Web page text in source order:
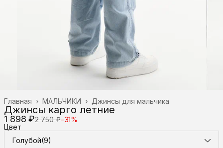
Джинсы для мальчика
МАЛЬЧИКИ ›
Главная ›
Джинсы карго летние
1 898 ₽2 750 ₽−31%
Цвет
Голубой(9)